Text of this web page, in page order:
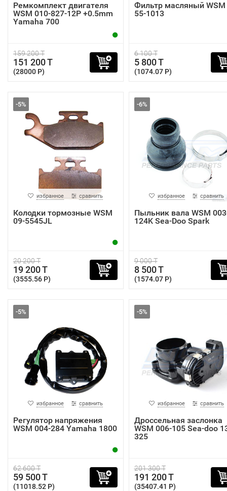
Ремкомплект двигателя
WSM 010-827-12P +0.5mm
Yamaha 700
159 200 T
151 200 T
(28000 P)
Фильтр масляный WSM
55-1013
6 100 T
5 800 T
(1074.07 P)
-5%
избранное сравнить
Колодки тормозные WSM
09-5545JL
20 200 T
19 200 T
(3555.56 P)
-6%
избранное сравнить
Пыльник вала WSM
124K Sea-Doo Spark
9 000 T
8 500 T
(1574.07 P)
-5%
избранное сравнить
Регулятор напряжения
WSM 004-284 Yamaha 1800
62 600 T
59 500 T
(11018.52 P)
-5%
избранное сравнить
Дроссельная заслонка
WSM 006-105 Sea-doo
325
201 300 T
191 200 T
(35407.41 P)